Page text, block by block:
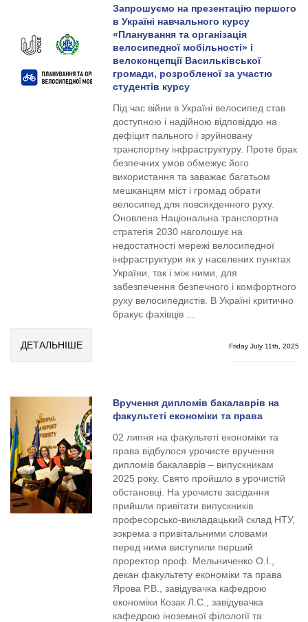
Запрошуємо на презентацію першого
в Україні навчального курсу
«Планування та організація
велосипедної мобільності» і
велоконцепції Васильківської
громади, розробленої за участю
студентів курсу
Під час війни в Україні велосипед став
доступною і надійною відповіддю на
дефіцит пального і зруйновану
транспортну інфраструктуру. Проте брак
безпечних умов обмежує його
використання та заважає багатьом
мешканцям міст і громад обрати
велосипед для повсякденного руху.
Оновлена Національна транспортна
стратегія 2030 наголошує на
недостатності мережі велосипедної
інфраструктури як у населених пунктах
України, так і між ними, для
забезпечення безпечного і комфортного
руху велосипедистів. В Україні критично
бракує фахівців ...
ДЕТАЛЬНІШЕ Friday July 11th, 2025
Вручення дипломів бакалаврів на
факультеті економіки та права
02 липня на факультеті економіки та
права відбулося урочисте вручення
дипломів бакалаврів – випускникам
2025 року. Свято пройшло в урочистій
обстановці. На урочисте засідання
прийшли привітати випускників
професорсько-викладацький склад НТУ,
зокрема з привітальними словами
перед ними виступили перший
проректор проф. Мельниченко О.І.,
декан факультету економіки та права
Ярова Р.В., завідувачка кафедрою
економіки Козак Л.С., завідувачка
кафедрою іноземної філології та